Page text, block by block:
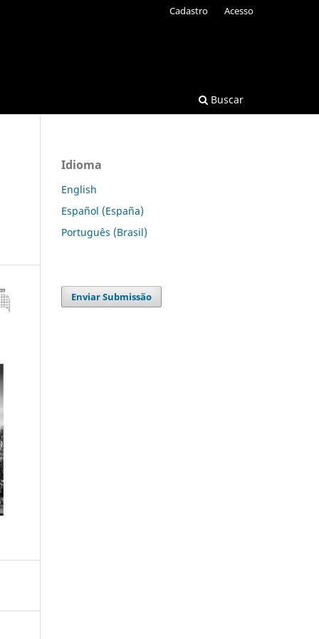
Buscar
Cadastro Acesso
Idioma
English
Español (España)
Português (Brasil)
Enviar Submissão